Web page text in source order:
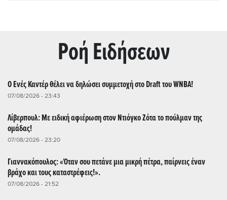
Ρoή Ειδήσεων
Ο Ενές Καντέρ θέλει να δηλώσει συμμετοχή στο Draft του WNBA!
07/08/2026 - 23:43
Λίβερπουλ: Με ειδική αφιέρωση στον Ντιόγκο Ζότα το πούλμαν της
ομάδας!
07/08/2026 - 23:20
Γιαννακόπουλος: «Όταν σου πετάνε μια μικρή πέτρα, παίρνεις έναν
βράχο και τους καταστρέφεις!».
07/08/2026 - 21:52